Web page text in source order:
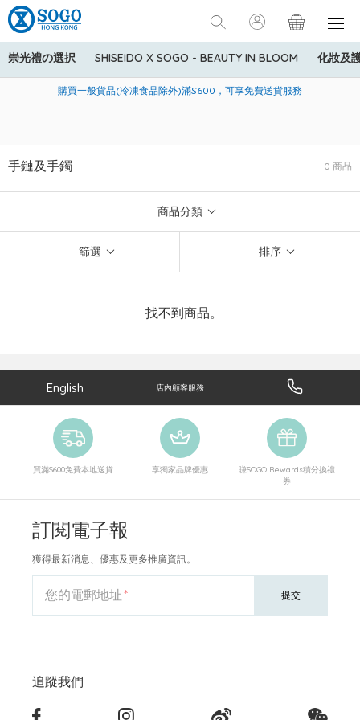
崇光禮の選択 SHISEIDO X SOGO - BEAUTY IN BLOOM 化妝及
美國運通Explorer®信用卡會員購物禮遇：高達5%簽賬回贈！
購買一般貨品(冷凍食品除外)滿$600，可享免費送貨服務
寄送中國內地服務只適用於指定商品，若訂單金額少於HK$600(折
手鏈及手鐲 0 商品
商品分類
篩選 排序
找不到商品。
English 店內顧客服務
買滿$600免費本地送貨 享獨家品牌優惠
賺SOGO Rewards積分換禮
券
訂閱電子報
獲得最新消息、優惠及更多推廣資訊。
您的電郵地址 提交
追蹤我們